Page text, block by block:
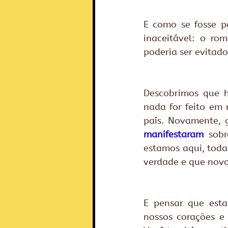
E como se fosse
inaceitável: o
poderia ser
Descobrimos que
nada for feito em
manifestaram
estamos aqui,
verdade e que
E pensar que
nossos corações